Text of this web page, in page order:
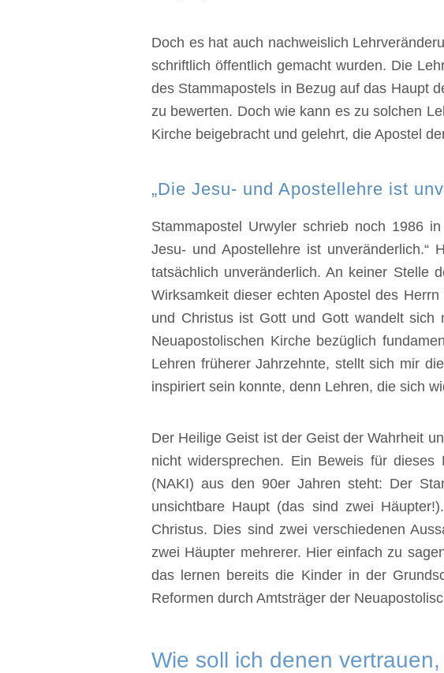
Doch es hat auch nachweislich
schriftlich öffentlich gemacht wurden. Die
des Stammapostels in Bezug auf das Haupt
zu bewerten. Doch wie kann es zu solchen
Kirche beigebracht und gelehrt, die Apostel
„Die Jesu- und Apostellehre ist
Stammapostel Urwyler schrieb noch 1986
Jesu- und Apostellehre ist
tatsächlich unveränderlich. An keiner Stelle
Wirksamkeit dieser echten Apostel des
und Christus ist Gott und Gott wandelt
Neuapostolischen Kirche bezüglich
Lehren früherer Jahrzehnte, stellt sich mir
inspiriert sein konnte, denn Lehren, die sich
Der Heilige Geist ist der Geist der Wahrheit
nicht widersprechen. Ein Beweis für dieses
(NAKI) aus den 90er Jahren steht: Der
unsichtbare Haupt (das sind zwei
Christus. Dies sind zwei verschiedenen
zwei Häupter mehrerer. Hier einfach zu
das lernen bereits die Kinder in der
Reformen durch Amtsträger der
Wie soll ich denen